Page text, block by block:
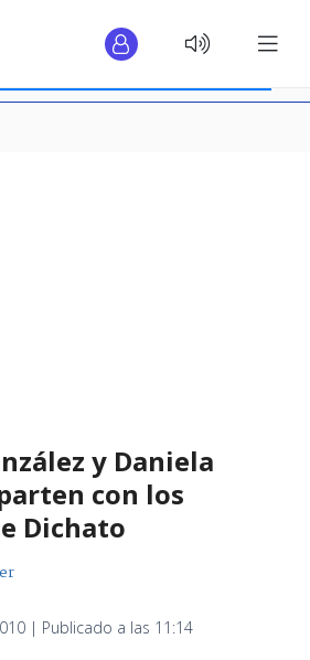
y Daniela
con los
Dichato
| Publicado a las 11:14